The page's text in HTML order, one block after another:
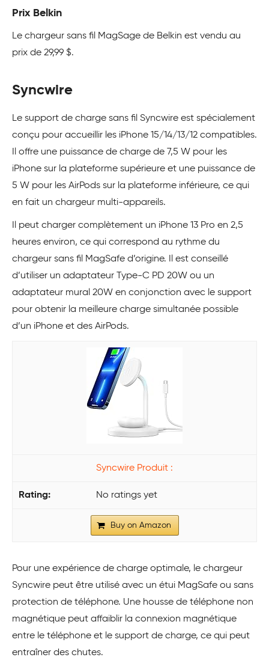
Prix Belkin
Le chargeur sans fil MagSage de Belkin est vendu au
prix de 29,99 $.
Syncwire
Le support de charge sans fil Syncwire est spécialement
conçu pour accueillir les iPhone 15/14/13/12 compatibles.
Il offre une puissance de charge de 7,5 W pour les
iPhone sur la plateforme supérieure et une puissance de
5 W pour les AirPods sur la plateforme inférieure, ce qui
en fait un chargeur multi-appareils.
Il peut charger complètement un iPhone 13 Pro en 2,5
heures environ, ce qui correspond au rythme du
chargeur sans fil MagSafe d’origine. Il est conseillé
d’utiliser un adaptateur Type-C PD 20W ou un
adaptateur mural 20W en conjonction avec le support
pour obtenir la meilleure charge simultanée possible
d’un iPhone et des AirPods.
Syncwire Produit :
No ratings yet
Buy on Amazon
Pour une expérience de charge optimale, le chargeur
Syncwire peut être utilisé avec un étui MagSafe ou sans
protection de téléphone. Une housse de téléphone non
magnétique peut affaiblir la connexion magnétique
entre le téléphone et le support de charge, ce qui peut
entraîner des chutes.